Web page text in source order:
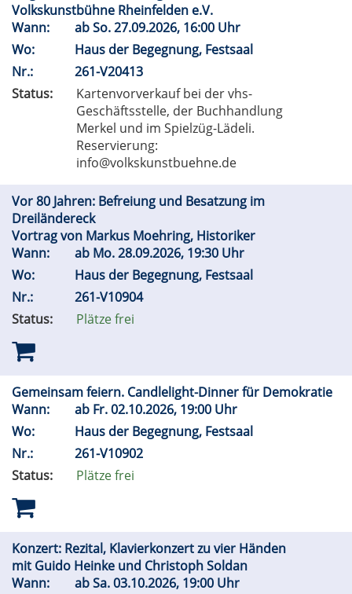
Volkskunstbühne Rheinfelden e.V.
Wann:
abSo.27.09.2026, 16:00 Uhr
Wo:
Haus der Begegnung, Festsaal
Nr.:
261-V20413
Status:
Kartenvorverkauf bei der vhs-
Geschäftsstelle, der Buchhandlung
Merkel und im Spielzüg-Lädeli.
Reservierung:
info@volkskunstbuehne.de
Vor 80 Jahren: Befreiung und Besatzung im
Dreiländereck
Vortrag von Markus Moehring, Historiker
Wann:
ab Mo.28.09.2026, 19:30 Uhr
Wo:
Haus der Begegnung, Festsaal
Nr.:
261-V10904
Status:
Plätze frei
Gemeinsam feiern. Candlelight-Dinner für Demokratie
Wann:
ab Fr.02.10.2026, 19:00 Uhr
Wo:
Haus der Begegnung, Festsaal
Nr.:
261-V10902
Status:
Plätze frei
Konzert: Rezital, Klavierkonzert zu vier Händen
mit Guido Heinke und Christoph Soldan
Wann:
abSa.03.10.2026, 19:00 Uhr